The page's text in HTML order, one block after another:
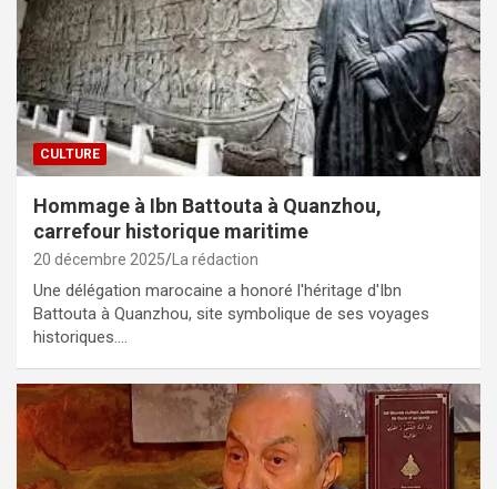
CULTURE
Hommage à Ibn Battouta à Quanzhou,
carrefour historique maritime
20 décembre 2025 La rédaction
Une délégation marocaine a honoré l'héritage d'Ibn
Battouta à Quanzhou, site symbolique de ses voyages
historiques.…